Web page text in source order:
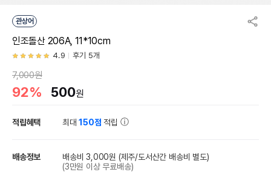
관상어
인조돌산 206A, 11*10cm
4.9 후기 5개
7,000원
92% 500원
적립혜택 최대150점 적립
배송정보 배송비 3,000원 (제주/도서산간 배송비 별도)
(3만원 이상 무료배송)